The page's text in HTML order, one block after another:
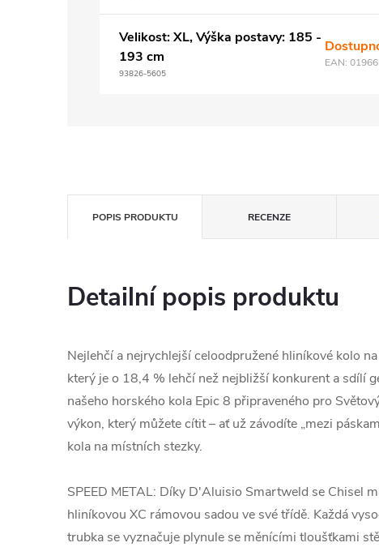
Velikost: XL, Výška postavy: 185 -
193 cm
93826-5605
EAN:
POPIS PRODUKTU RECENZE
Detailní popis produktu
Nejlehčí a nejrychlejší celoodpružené hliníkové kolo
který je o 18,4 % lehčí než nejbližší konkurent a sdílí
našeho horského kola Epic 8 připraveného pro
výkon, který můžete cítit – ať už závodíte „mezi
kola na místních stezky.
SPEED METAL: Díky D'Aluisio Smartweld se Chisel
hliníkovou XC rámovou sadou ve své třídě. Každá
trubka se vyznačuje plynule se měnícími tloušťkami